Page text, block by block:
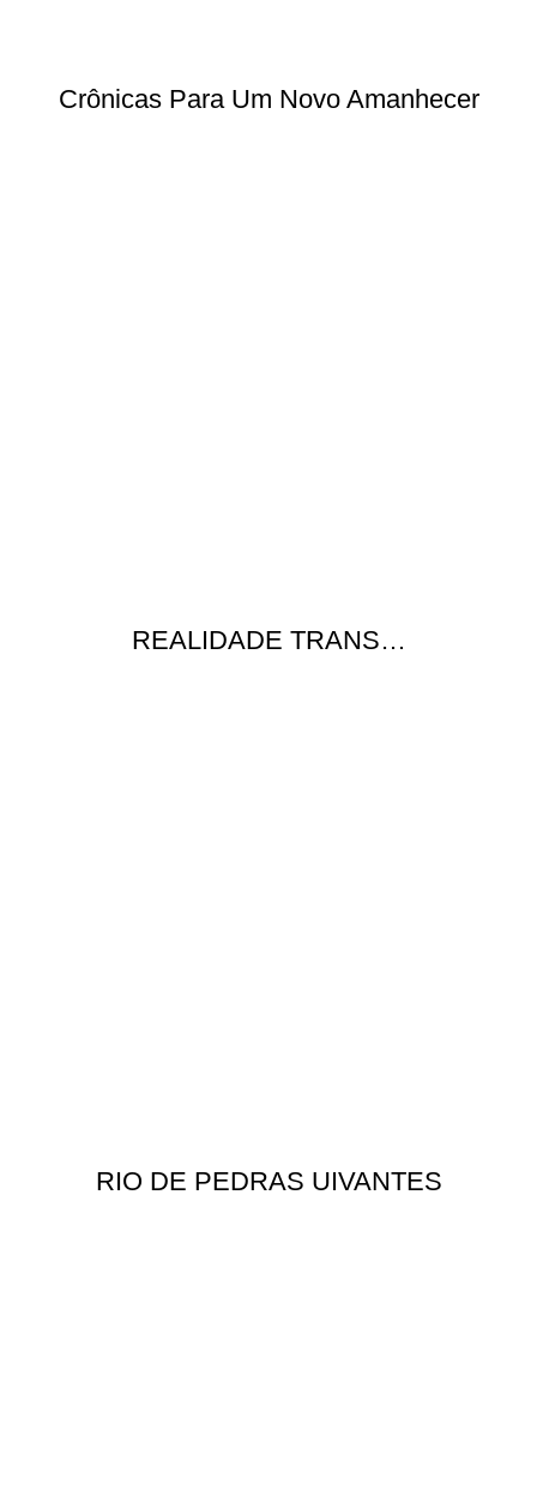
Crônicas Para Um Novo Amanhecer
REALIDADE TRANS…
RIO DE PEDRAS UIVANTES